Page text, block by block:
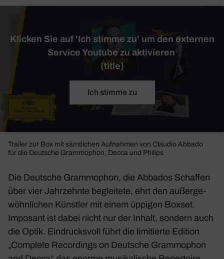
Klicken Sie auf 'Ich stimme zu' um den externen
Service Youtube zu aktivieren
{title}
Ich stimme zu
Trailer zur Box mit sämt­li­chen Aufnahmen von Claudio Abbado
für die Deut­sche Gram­mo­phon, Decca und Philips
Die Deut­sche Gram­mo­phon, die Abbados Schaffen
über vier Jahr­zehnte beglei­tete, ehrt den außer­ge­
wöhn­li­chen Künstler mit einem üppigen Boxset.
Impo­sant ist dabei nicht nur der Inhalt, sondern auch
die Optik. Eindrucks­voll führt die limi­tierte Edition
„Complete Recor­dings on Deut­sche Gram­mo­phon